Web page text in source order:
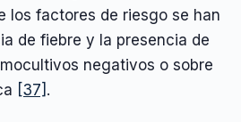
los factores de riesgo se han
de fiebre y la presencia de
negativos o sobre
[37] .